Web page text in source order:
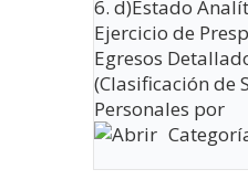
6. d)Estado
Ejercicio de
Egresos
(Clasificación de
Personales por